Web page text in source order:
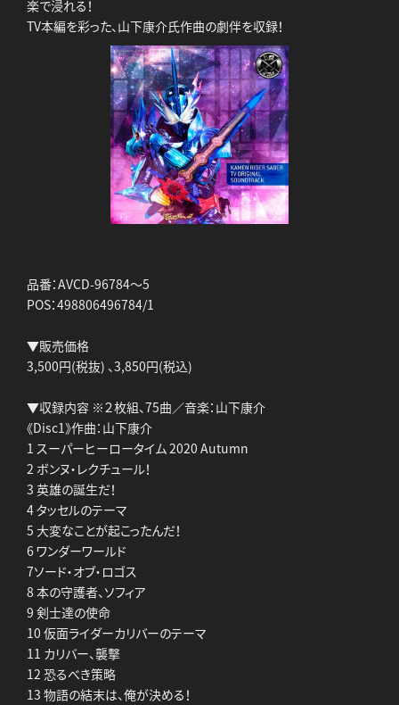
楽で浸れる！
TV本編を彩った、山下康介氏作曲の劇伴を収録！
品番：AVCD-96784～5
POS：498806496784/1
▼販売価格
3,500円(税抜) 、3,850円(税込)
▼収録内容 ※２枚組、75曲／音楽：山下康介
《Disc1》作曲：山下康介
1 スーパーヒーロータイム 2020 Autumn
2 ボンヌ・レクチュール！
3 英雄の誕生だ！
4 タッセルのテーマ
5 大変なことが起こったんだ！
6 ワンダーワールド
7ソード・オブ・ロゴス
8 本の守護者、ソフィア
9 剣士達の使命
10 仮面ライダーカリバーのテーマ
11 カリバー、襲撃
12 恐るべき策略
13 物語の結末は、俺が決める！